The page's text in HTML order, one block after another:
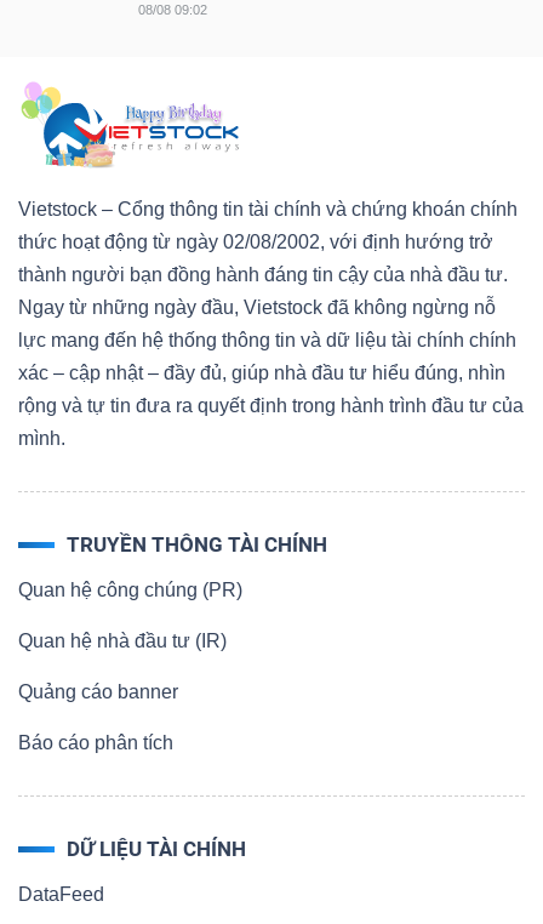
08/08 09:02
Vietstock – Cổng thông tin tài chính và chứng khoán chính
thức hoạt động từ ngày 02/08/2002, với định hướng trở
thành người bạn đồng hành đáng tin cậy của nhà đầu tư.
Ngay từ những ngày đầu, Vietstock đã không ngừng nỗ
lực mang đến hệ thống thông tin và dữ liệu tài chính chính
xác – cập nhật – đầy đủ, giúp nhà đầu tư hiểu đúng, nhìn
rộng và tự tin đưa ra quyết định trong hành trình đầu tư của
mình.
TRUYỀN THÔNG TÀI CHÍNH
Quan hệ công chúng (PR)
Quan hệ nhà đầu tư (IR)
Quảng cáo banner
Báo cáo phân tích
DỮ LIỆU TÀI CHÍNH
DataFeed
tư
Truyền
thông
tài
chính
Dữ
chính